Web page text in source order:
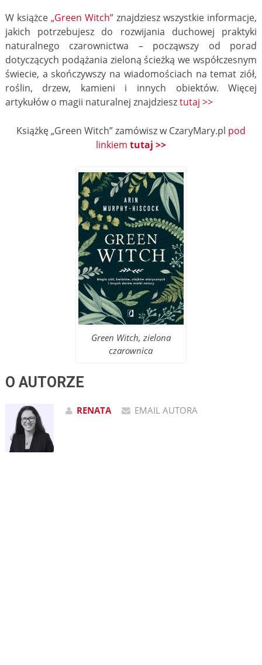
W książce „Green Witch” znajdziesz wszystkie informacje,
jakich potrzebujesz do rozwijania duchowej praktyki
naturalnego czarownictwa – począwszy od porad
dotyczących podążania zieloną ścieżką we współczesnym
świecie, a skończywszy na wiadomościach na temat ziół,
roślin, drzew, kamieni i innych obiektów. Więcej
artykułów o magii naturalnej znajdziesztutaj >>
Książkę „Green Witch” zamówisz w CzaryMary.pl pod
linkiem tutaj >>
Green Witch, zielona
czarownica
O AUTORZE
RENATA EMAIL AUTORA